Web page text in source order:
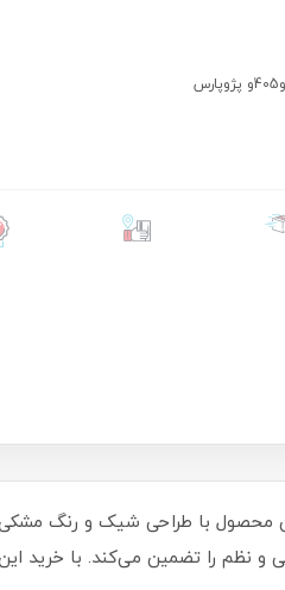
به سطح جدیدی ببرید. این محصول با طراحی
نظم را تضمین می‌کند. با خرید